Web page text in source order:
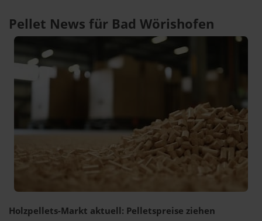
Pellet News für Bad Wörishofen
Holzpellets-Markt aktuell: Pelletspreise ziehen